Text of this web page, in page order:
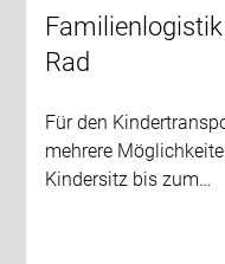
Rad
Für den
mehrere
Kindersitz bis zum…